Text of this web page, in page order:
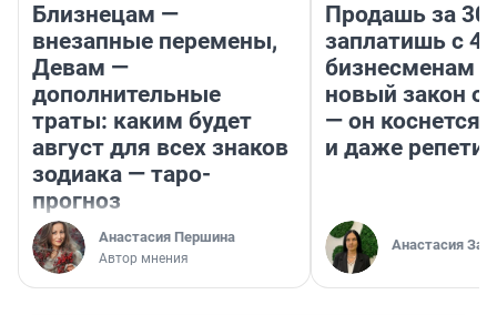
Близнецам —
внезапные перемены,
Девам —
дополнительные
траты: каким будет
август для всех знаков
зодиака — таро-
прогноз
Анастасия Першина
Автор мнения
Продашь за
заплатишь с
бизнесменам
новый закон о
— он коснется
и даже
Анастасия